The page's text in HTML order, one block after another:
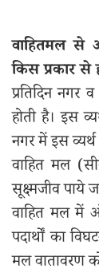
वाहितमल से
किस प्रकार से
प्रतिदिन नगर
होती है। इस
नगर में इस
वाहित मल
सूक्ष्मजीव पाये
वाहित मल में
पदार्थों का
मल वातावरण